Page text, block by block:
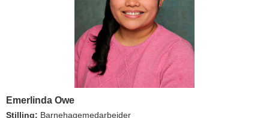
Emerlinda Owe
Stilling: Barnehagemedarbeider